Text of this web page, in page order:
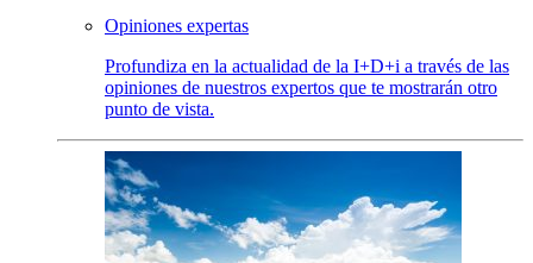
Opiniones expertas
Profundiza en la actualidad de la I+D+i a través de las
opiniones de nuestros expertos que te mostrarán otro
punto de vista.